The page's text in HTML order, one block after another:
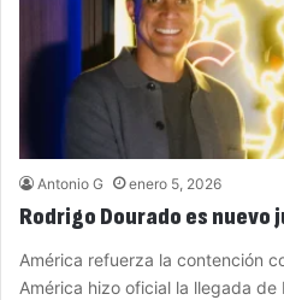
Antonio G enero 5, 2026
Rodrigo Dourado es nuevo
América refuerza la contención
América hizo oficial la llegada